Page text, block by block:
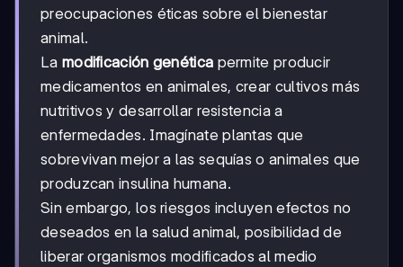
preocupaciones éticas sobre el bienestar
animal.
La modificación genética permite producir
medicamentos en animales, crear cultivos más
nutritivos y desarrollar resistencia a
enfermedades. Imagínate plantas que
sobrevivan mejor a las sequías o animales que
produzcan insulina humana.
Sin embargo, los riesgos incluyen efectos no
deseados en la salud animal, posibilidad de
liberar organismos modificados al medio